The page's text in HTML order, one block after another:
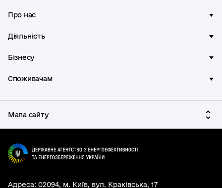
Про нас
Діяльність
Бізнесу
Споживачам
Мапа сайту
Адреса: 02094, м. Київ, вул. Краківська, 17